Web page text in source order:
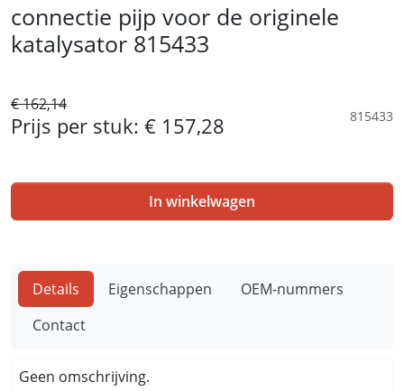
connectie pijp voor de originele
katalysator 815433
€ 162,14
Prijs per stuk: € 157,28 815433
In winkelwagen
Details Eigenschappen
OEM-nummers
Contact
Geen omschrijving.